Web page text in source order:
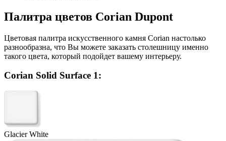
Палитра цветов Corian Dupont
Цветовая палитра искусственного камня Corian настолько
разнообразна, что Вы можете заказать столешницу именно
такого цвета, который подойдет вашему интерьеру.
Corian Solid Surface 1:
Glacier White